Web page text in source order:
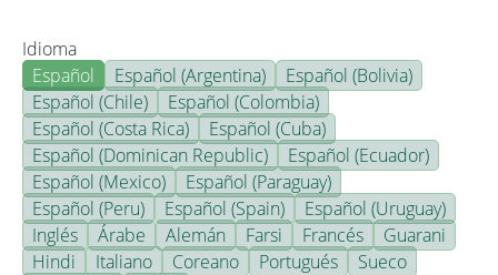
Idioma
Español
Español (Argentina)
Español (Bolivia)
Español (Chile)
Español (Colombia)
Español (Costa Rica)
Español (Cuba)
Español (Dominican Republic)
Español (Ecuador)
Español (Mexico)
Español (Paraguay)
Español (Peru)
Español (Spain)
Español (Uruguay)
Inglés
Árabe Alemán Farsi Francés
Guarani
Hindi
Italiano Coreano Portugués
Sueco